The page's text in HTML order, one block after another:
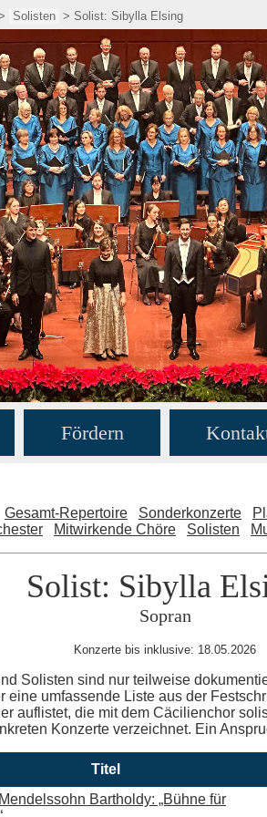
Solisten > Solist: Sibylla Elsing
Fördern
Gesamt-Repertoire Sonderkonzerte
Mitwirkende Chöre Solisten
Solist: Sibylla
Sopran
Konzerte bis inklusive: 18.05.2026
Solisten sind nur teilweise
eine umfassende Liste aus der
auflistet, die mit dem Cäcilienchor
Konzerte verzeichnet. Ein
Titel
Bartholdy: „Bühne für